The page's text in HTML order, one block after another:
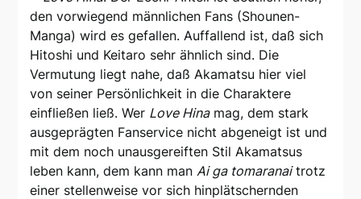
den vorwiegend männlichen Fans (Shounen-
Manga) wird es gefallen. Auffallend ist, daß sich
Hitoshi und Keitaro sehr ähnlich sind. Die
Vermutung liegt nahe, daß Akamatsu hier viel
von seiner Persönlichkeit in die Charaktere
einfließen ließ. Wer Love Hinamag, dem stark
ausgeprägten Fanservice nicht abgeneigt ist und
mit dem noch unausgereiften Stil Akamatsus
leben kann, dem kann manAi ga tomaranaitrotz
einer stellenweise vor sich hinplätschernden